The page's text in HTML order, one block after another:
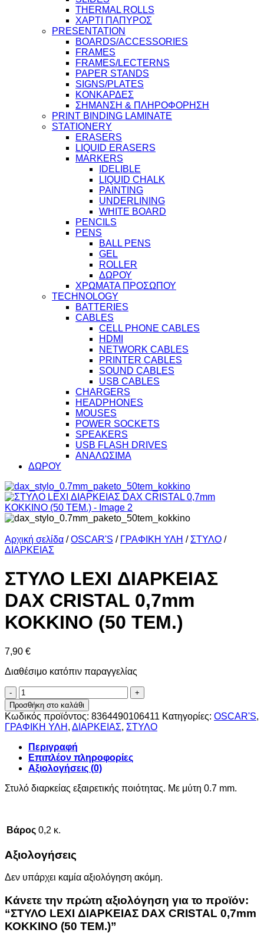
THERMAL ROLLS
ΧΑΡΤΙ ΠΑΠΥΡΟΣ
PRESENTATION
BOARDS/ACCESSORIES
FRAMES
FRAMES/LECTERNS
PAPER STANDS
SIGNS/PLATES
ΚΟΝΚΑΡΔΕΣ
ΣΗΜΑΝΣΗ & ΠΛΗΡΟΦΟΡΗΣΗ
PRINT BINDING LAMINATE
STATIONERY
ERASERS
LIQUID ERASERS
MARKERS
IDELIBLE
LIQUID CHALK
PAINTING
UNDERLINING
WHITE BOARD
PENCILS
PENS
BALL PENS
GEL
ROLLER
ΔΩΡΟΥ
ΧΡΩΜΑΤΑ ΠΡΟΣΩΠΟΥ
TECHNOLOGY
BATTERIES
CABLES
CELL PHONE CABLES
HDMI
NETWORK CABLES
PRINTER CABLES
SOUND CABLES
USB CABLES
CHARGERS
HEADPHONES
MOUSES
POWER SOCKETS
SPEAKERS
USB FLASH DRIVES
ΑΝΑΛΩΣΙΜΑ
ΔΩΡΟΥ
Αρχική σελίδα / OSCAR'S / ΓΡΑΦΙΚΗ ΥΛΗ / ΣΤΥΛΟ /
ΔΙΑΡΚΕΙΑΣ
ΣΤΥΛΟ LEXI ΔΙΑΡΚΕΙΑΣ
DAX CRISTAL 0,7mm
ΚΟΚΚΙΝΟ (50 ΤΕΜ.)
7,90 €
Διαθέσιμο κατόπιν παραγγελίας
ΣΤΥΛΟ
LEXI
ΔΙΑΡΚΕΙΑΣ
DAX
CRISTAL
0,7mm
ΚΟΚΚΙΝΟ
(50
ΤΕΜ.)
ποσότητα
Προσθήκη στο καλάθι
Κωδικός προϊόντος: 8364490106411 Κατηγορίες: OSCAR'S,
ΓΡΑΦΙΚΗ ΥΛΗ , ΔΙΑΡΚΕΙΑΣ, ΣΤΥΛΟ
Περιγραφή
Επιπλέον πληροφορίες
Αξιολογήσεις (0)
Στυλό διαρκείας εξαιρετικής ποιότητας. Με μύτη 0.7 mm.
Βάρος 0,2 κ.
Αξιολογήσεις
Δεν υπάρχει καμία αξιολόγηση ακόμη.
Κάνετε την πρώτη αξιολόγηση για το προϊόν:
“ΣΤΥΛΟ LEXI ΔΙΑΡΚΕΙΑΣ DAX CRISTAL 0,7mm
ΚΟΚΚΙΝΟ (50 ΤΕΜ.)”